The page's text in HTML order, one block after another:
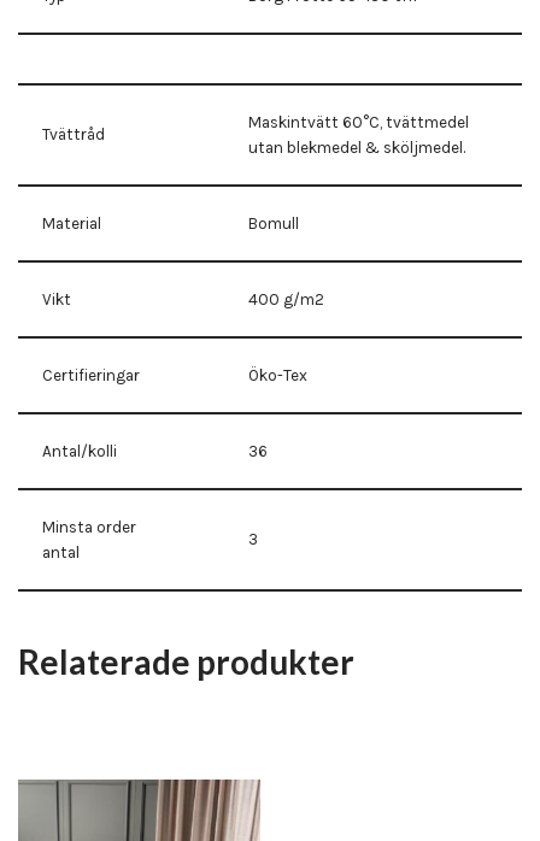
Tvättråd
Maskintvätt 60°C, tvättmedel
utan blekmedel & sköljmedel.
Material Bomull
Vikt 400 g/m2
Certifieringar Öko-Tex
Antal/kolli 36
Minsta order
antal
3
Relaterade produkter